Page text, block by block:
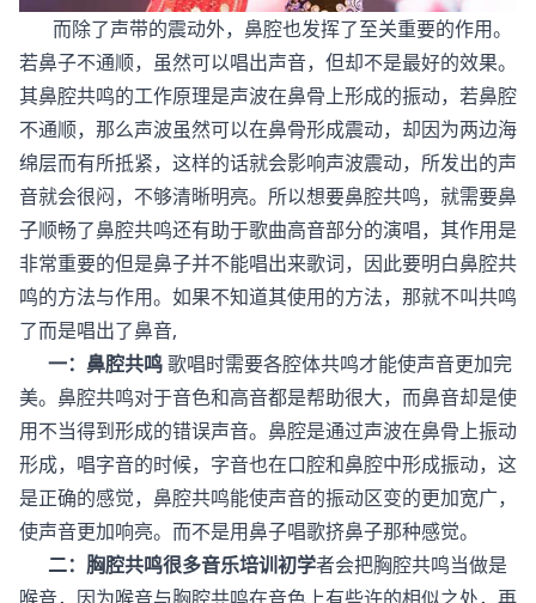
而除了声带的震动外，鼻腔也发挥了至关重要的作用。
若鼻子不通顺，虽然可以唱出声音，但却不是最好的效果。
其鼻腔共鸣的工作原理是声波在鼻骨上形成的振动，若鼻腔
不通顺，那么声波虽然可以在鼻骨形成震动，却因为两边海
绵层而有所抵紧，这样的话就会影响声波震动，所发出的声
音就会很闷，不够清晰明亮。所以想要鼻腔共鸣，就需要鼻
子顺畅了鼻腔共鸣还有助于歌曲高音部分的演唱，其作用是
非常重要的但是鼻子并不能唱出来歌词，因此要明白鼻腔共
鸣的方法与作用。如果不知道其使用的方法，那就不叫共鸣
了而是唱出了鼻音,
一：鼻腔共鸣歌唱时需要各腔体共鸣才能使声音更加完
美。鼻腔共鸣对于音色和高音都是帮助很大，而鼻音却是使
用不当得到形成的错误声音。鼻腔是通过声波在鼻骨上振动
形成，唱字音的时候，字音也在口腔和鼻腔中形成振动，这
是正确的感觉，鼻腔共鸣能使声音的振动区变的更加宽广，
使声音更加响亮。而不是用鼻子唱歌挤鼻子那种感觉。
二：胸腔共鸣很多音乐培训初学者会把胸腔共鸣当做是